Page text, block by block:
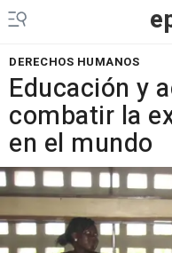
DERECHOS HUMANOS
Educación y
combatir la
en el mundo